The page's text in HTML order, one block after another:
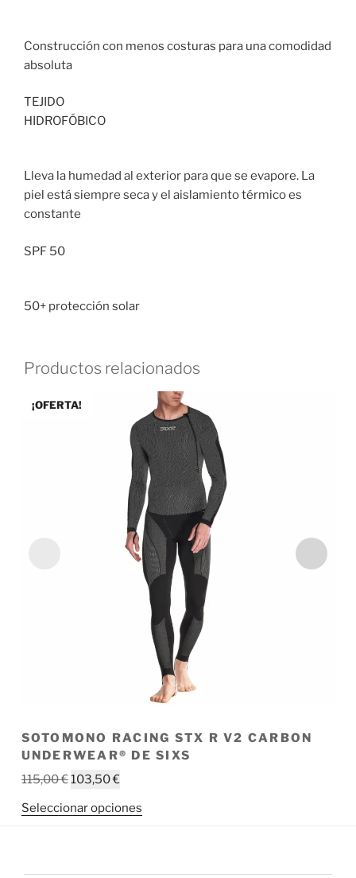
Construcción con menos costuras para una comodidad
absoluta
TEJIDO
HIDROFÓBICO
Lleva la humedad al exterior para que se evapore. La
piel está siempre seca y el aislamiento térmico es
constante
SPF 50
50+ protección solar
Productos relacionados
¡OFERTA!
SOTOMONO RACING STX R V2 CARBON
UNDERWEAR® DE SIXS
115,00€El
original
103,50€El
actual
Seleccionar opcionesEste